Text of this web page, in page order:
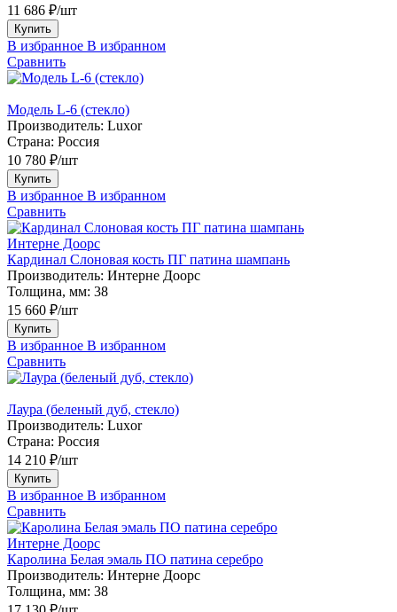
11 686 ₽/шт
Купить
В избранное В избранном
Сравнить
Модель L-6 (стекло)
Производитель: Luxor
Страна: Россия
10 780 ₽/шт
Купить
В избранное В избранном
Сравнить
Интерне Доорс
Кардинал Слоновая кость ПГ патина шампань
Производитель: Интерне Доорс
Толщина, мм: 38
15 660 ₽/шт
Купить
В избранное В избранном
Сравнить
Лаура (беленый дуб, стекло)
Производитель: Luxor
Страна: Россия
14 210 ₽/шт
Купить
В избранное В избранном
Сравнить
Интерне Доорс
Каролина Белая эмаль ПО патина серебро
Производитель: Интерне Доорс
Толщина, мм: 38